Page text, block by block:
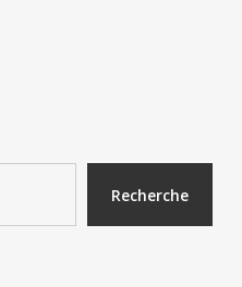
Recherche